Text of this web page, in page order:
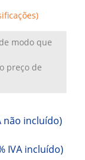
modo que
preço de
não incluído)
IVA incluído)